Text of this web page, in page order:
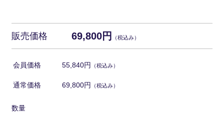
販売価格 69,800円 （税込み）
会員価格 55,840円 （税込み）
通常価格 69,800円 （税込み）
数量